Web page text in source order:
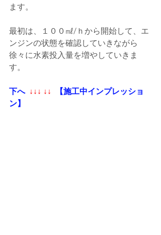
ます。
最初は、１００㎖/ｈから開始して、エ
ンジンの状態を確認していきながら
徐々に水素投入量を増やしていきま
す。
下へ ↓↓↓ ↓↓
【施工中インプレッショ
ン】